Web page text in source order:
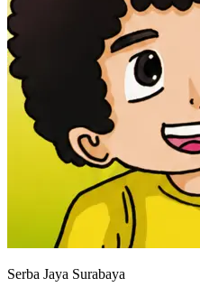
Serba Jaya Surabaya